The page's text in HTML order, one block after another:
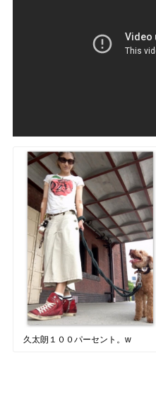
久太朗１００パーセント。w